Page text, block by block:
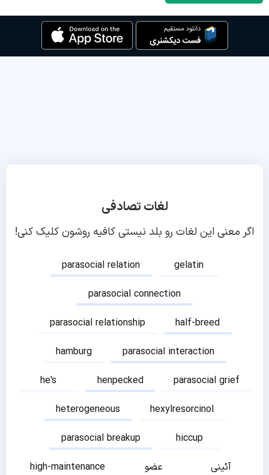
لغات تصادفی
اگر معنی این لغات رو بلد نیستی کافیه روشون کلیک کنی!
parasocial relation
gelatin
parasocial connection
parasocial relationship
half-breed
hamburg
parasocial interaction
he's
henpecked
parasocial grief
heterogeneous
hexylresorcinol
parasocial breakup
hiccup
high-maintenance
عضو
آئینی